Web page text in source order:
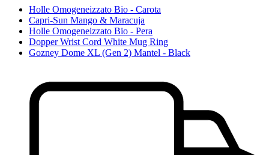
Holle Omogeneizzato Bio - Carota
Capri-Sun Mango & Maracuja
Holle Omogeneizzato Bio - Pera
Dopper Wrist Cord White Mug Ring
Gozney Dome XL (Gen 2) Mantel - Black